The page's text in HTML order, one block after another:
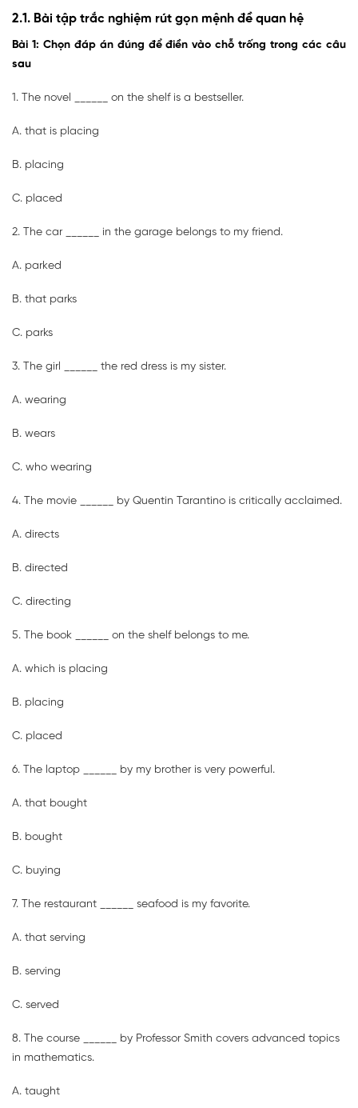
2.1. Bài tập trắc nghiệm rút gọn mệnh đề quan hệ
Bài 1: Chọn đáp án đúng để điền vào chỗ trống trong các câu
sau
1. The novel ______ on the shelf is a bestseller.
A. that is placing
B. placing
C. placed
2. The car ______ in the garage belongs to my friend.
A. parked
B. that parks
C. parks
3. The girl ______ the red dress is my sister.
A. wearing
B. wears
C. who wearing
4. The movie ______ by Quentin Tarantino is critically acclaimed.
A. directs
B. directed
C. directing
5. The book ______ on the shelf belongs to me.
A. which is placing
B. placing
C. placed
6. The laptop ______ by my brother is very powerful.
A. that bought
B. bought
C. buying
7. The restaurant ______ seafood is my favorite.
A. that serving
B. serving
C. served
8. The course ______ by Professor Smith covers advanced topics
in mathematics.
A. taught